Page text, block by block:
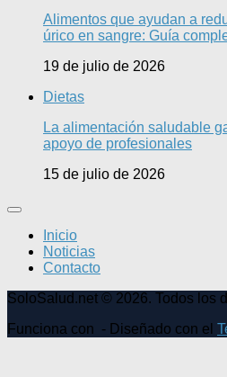
Alimentos que ayudan a
úrico en sangre: Guía
19 de julio de 2026
Dietas
La alimentación saludable
apoyo de profesionales
15 de julio de 2026
Inicio
Noticias
Contacto
SoloSalud.net © 2026. Todos los
Funciona con - Diseñado con el